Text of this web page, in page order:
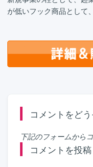
が低いフック商品として
コメントをど
下記のフォームから
コメントを投稿